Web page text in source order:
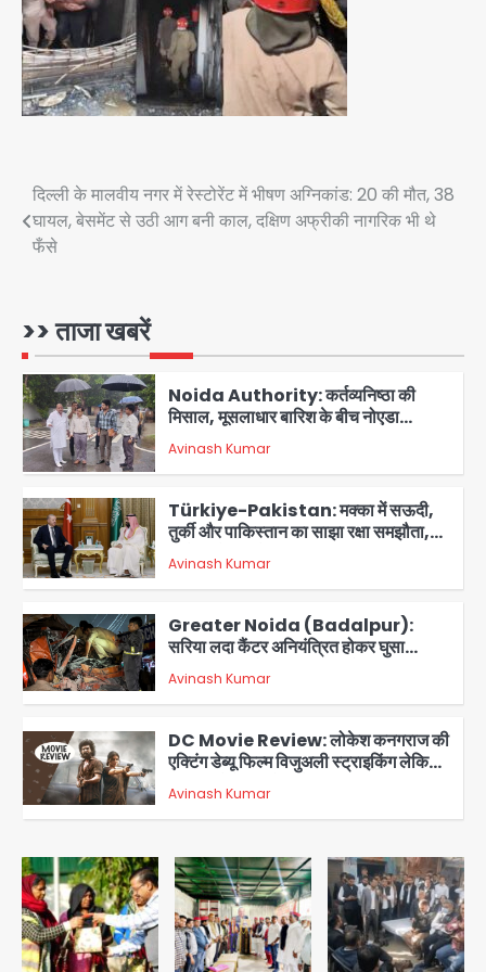
Post
navigation
दिल्ली के मालवीय नगर में रेस्टोरेंट में भीषण अग्निकांड: 20 की मौत, 38
घायल, बेसमेंट से उठी आग बनी काल, दक्षिण अफ्रीकी नागरिक भी थे
फँसे
>> ताजा खबरें
4
Greater Noida (Badalpur):
सरिया लदा कैंटर अनियंत्रित होकर घुसा
किराना दुकान में , ड्राइवर की मौत
Avinash Kumar
5
एक्टिंग डेब्यू फिल्म विजुअली स्ट्राइकिंग लेकिन
स्क्रीनप्ले में कमजोर, लेकिन कहानी अधूरी रह
गई, 3 स्टार रेटिंग
Avinash Kumar
1
2
Noida Authority: कर्तव्यनिष्ठा की
मिसाल, मूसलाधार बारिश के बीच नोएडा
प्राधिकरण ने संभाला मोर्चा, सेक्टर 105
आरडब्ल्यूए ने जताया आभार
Avinash Kumar
3
Türkiye-Pakistan: मक्का में सऊदी,
तुर्की और पाकिस्तान का साझा रक्षा समझौता,
जानें इसके मायने
Avinash Kumar
4
Greater Noida (Badalpur):
सरिया लदा कैंटर अनियंत्रित होकर घुसा
किराना दुकान में , ड्राइवर की मौत
Avinash Kumar
5
DC Movie Review: लोकेश कनगराज की
एक्टिंग डेब्यू फिल्म विजुअली स्ट्राइकिंग लेकिन
स्क्रीनप्ले में कमजोर, लेकिन कहानी अधूरी रह
गई, 3 स्टार रेटिंग
Avinash Kumar
1
Felix Hospital Noida: फेलिक्स
हॉस्पिटल और नोएडा लोक मंच की पहल, अब
सिर्फ 30 रुपये में मिलेगी 24 घंटे ऑनलाइन
डॉक्टर परामर्श सुविधा
Avinash Kumar